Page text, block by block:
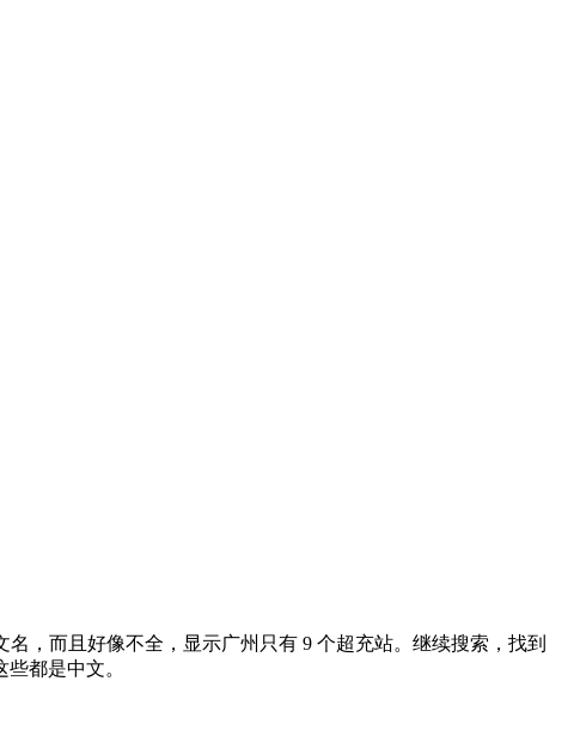
名，而且好像不全，显示广州只有 9 个超充站。继续搜索，找到
些都是中文。